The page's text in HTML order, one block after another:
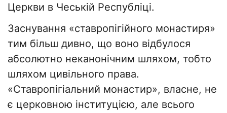
Церкви в Чеській Республіці.
Заснування «ставропігійного монастиря»
тим більш дивно, що воно відбулося
абсолютно неканонічним шляхом, тобто
шляхом цивільного права.
«Ставропігіальний монастир», власне, не
є церковною інституцією, але всього